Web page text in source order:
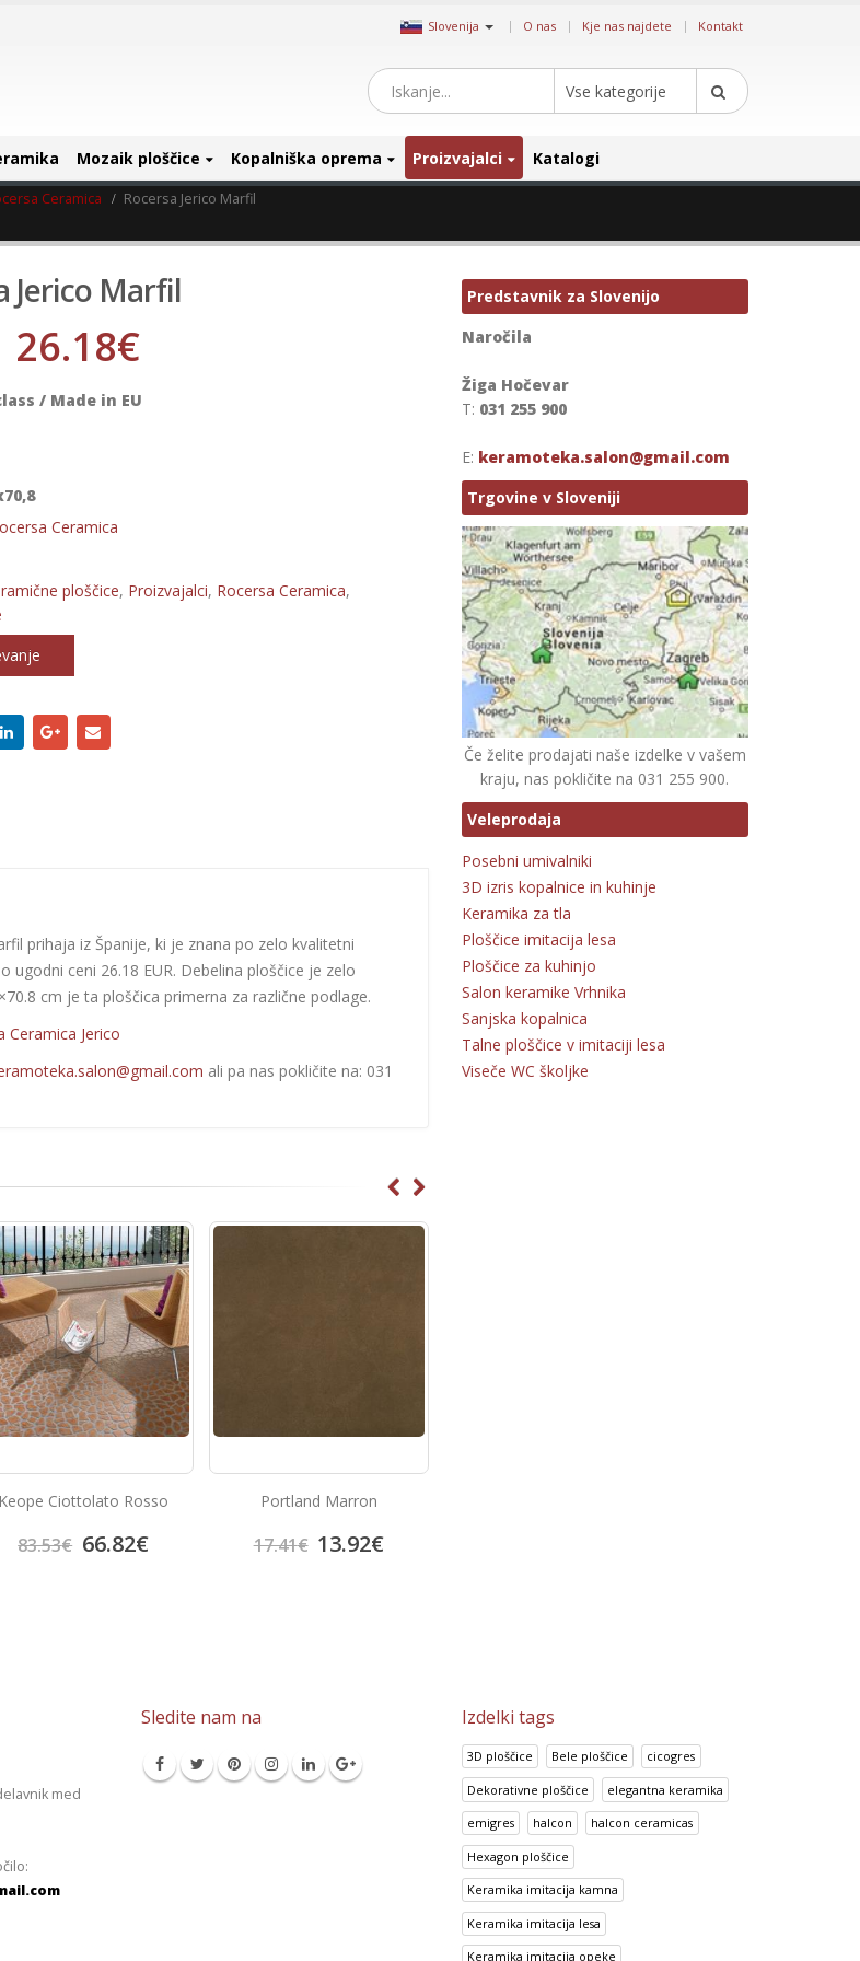
Slovenija | O nas Kje nas najdete Kontakt
Vse kategorije
Mozaik ploščice Kopalniška oprema Proizvajalci Katalogi
Ceramica Rocersa Jerico Marfil
Jerico Marfil
26.18€
/ Made in EU
Ceramica
ploščice, Proizvajalci, Rocersa Ceramica,
prihaja iz Španije, ki je znana po zelo kvalitetni
ceni 26.18 EUR. Debelina ploščice je zelo
cm je ta ploščica primerna za različne podlage.
Ceramica Jerico
ali pa nas pokličite na: 031
Portland Marron
17.41€ 13.92€
Ploščice za kopalnico Color
65.47€ 52.38€
Predstavnik za Slovenijo
Naročila
Žiga Hočevar
T: 031 255 900
E: keramoteka.salon@gmail.com
Trgovine v Sloveniji
Če želite prodajati naše izdelke v vašem
kraju, nas pokličite na 031 255 900.
Veleprodaja
Posebni umivalniki
3D izris kopalnice in kuhinje
Keramika za tla
Ploščice imitacija lesa
Ploščice za kuhinjo
Salon keramike Vrhnika
Sanjska kopalnica
Talne ploščice v imitaciji lesa
Viseče WC školjke
med
Sledite nam na Izdelki tags
3D ploščice Bele ploščice cicogres
Dekorativne ploščice elegantna keramika
emigres halcon halcon ceramicas
Hexagon ploščice
Keramika imitacija kamna
Keramika imitacija lesa
Keramika imitacija opeke